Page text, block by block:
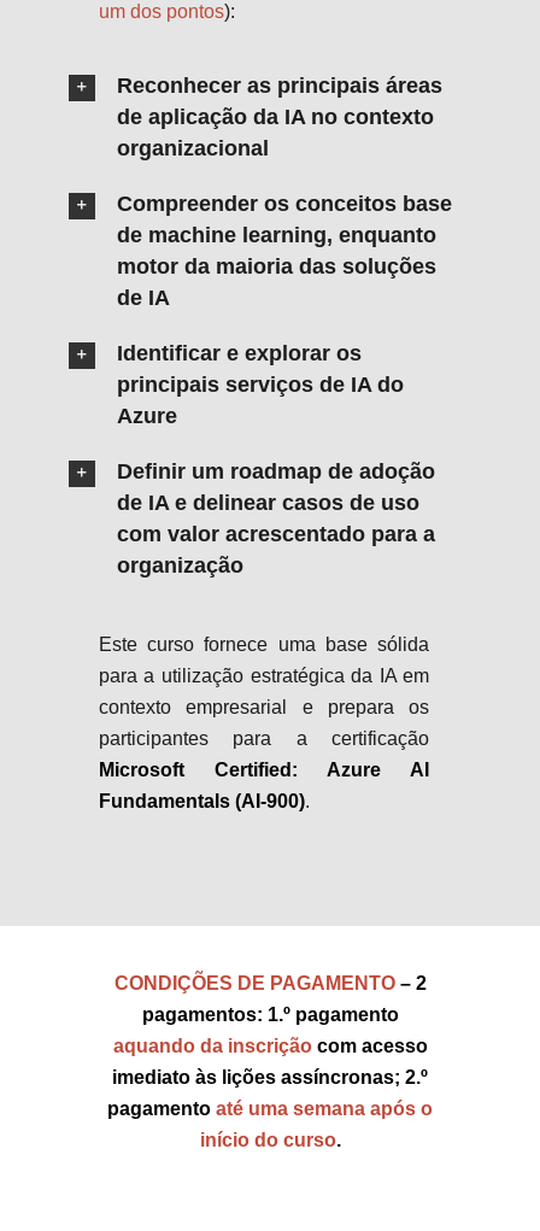
um dos pontos):
Reconhecer as principais áreas
de aplicação da IA no contexto
organizacional
Compreender os conceitos base
de machine learning, enquanto
motor da maioria das soluções
de IA
Identificar e explorar os
principais serviços de IA do
Azure
Definir um roadmap de adoção
de IA e delinear casos de uso
com valor acrescentado para a
organização
Este curso fornece uma base sólida
para a utilização estratégica da IA em
contexto empresarial e prepara os
participantes para a certificação
Microsoft Certified: Azure AI
Fundamentals (AI-900).
CONDIÇÕES DE PAGAMENTO– 2
pagamentos: 1.º pagamento
aquando da inscriçãocom acesso
imediato às lições assíncronas; 2.º
pagamento até uma semana após o
início do curso.